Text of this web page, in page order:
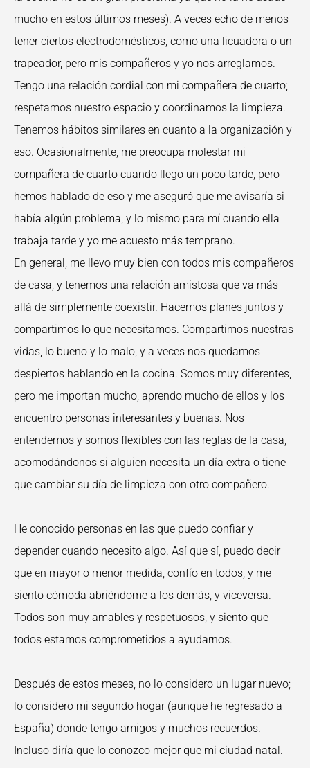
mucho en estos últimos meses). A veces echo de menos
tener ciertos electrodomésticos, como una licuadora o un
trapeador, pero mis compañeros y yo nos arreglamos.
Tengo una relación cordial con mi compañera de cuarto;
respetamos nuestro espacio y coordinamos la limpieza.
Tenemos hábitos similares en cuanto a la organización y
eso. Ocasionalmente, me preocupa molestar mi
compañera de cuarto cuando llego un poco tarde, pero
hemos hablado de eso y me aseguró que me avisaría si
había algún problema, y lo mismo para mí cuando ella
trabaja tarde y yo me acuesto más temprano.
En general, me llevo muy bien con todos mis compañeros
de casa, y tenemos una relación amistosa que va más
allá de simplemente coexistir. Hacemos planes juntos y
compartimos lo que necesitamos. Compartimos nuestras
vidas, lo bueno y lo malo, y a veces nos quedamos
despiertos hablando en la cocina. Somos muy diferentes,
pero me importan mucho, aprendo mucho de ellos y los
encuentro personas interesantes y buenas. Nos
entendemos y somos flexibles con las reglas de la casa,
acomodándonos si alguien necesita un día extra o tiene
que cambiar su día de limpieza con otro compañero.
He conocido personas en las que puedo confiar y
depender cuando necesito algo. Así que sí, puedo decir
que en mayor o menor medida, confío en todos, y me
siento cómoda abriéndome a los demás, y viceversa.
Todos son muy amables y respetuosos, y siento que
todos estamos comprometidos a ayudarnos.
Después de estos meses, no lo considero un lugar nuevo;
lo considero mi segundo hogar (aunque he regresado a
España) donde tengo amigos y muchos recuerdos.
Incluso diría que lo conozco mejor que mi ciudad natal.